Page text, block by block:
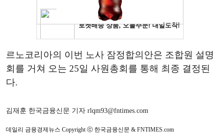
르노코리아의 이번 노사 잠정합의안은 조합원 설명
회를 거쳐 오는 25일 사원총회를 통해 최종 결정된
다.
김재훈 한국금융신문 기자 rlqm93@fntimes.com
데일리 금융경제뉴스 Copyright ⓒ 한국금융신문 & FNTIMES.com